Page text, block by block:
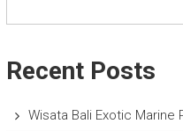
Recent Posts
Wisata Bali Exotic Marine